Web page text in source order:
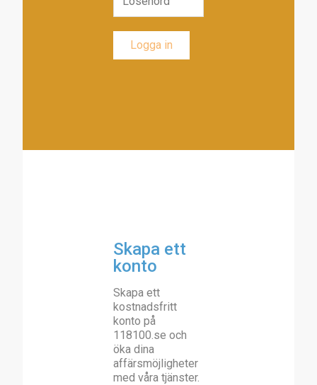
Skapa ett
konto
Skapa ett
kostnadsfritt
konto på
118100.se och
öka dina
affärsmöjligheter
med våra tjänster.